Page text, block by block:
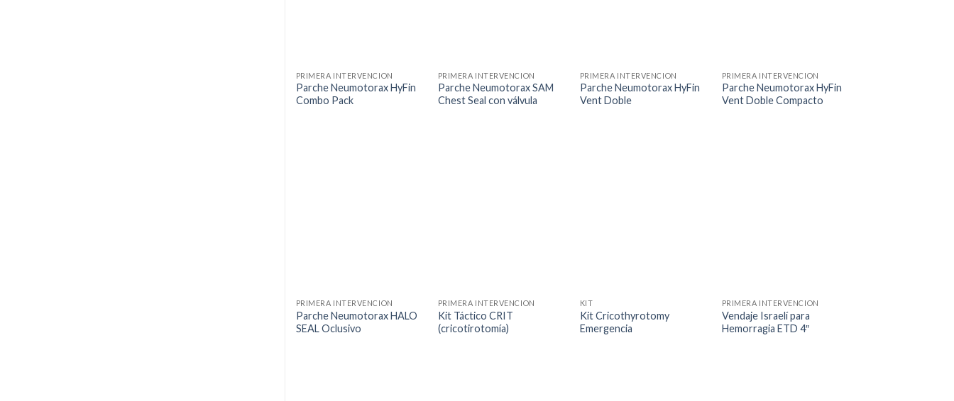
PRIMERA INTERVENCION
Parche Neumotorax HyFin
Combo Pack
PRIMERA INTERVENCION
Parche Neumotorax SAM
Chest Seal con válvula
PRIMERA INTERVENCION
Parche Neumotorax HyFin
Vent Doble
PRIMERA INTERVENCION
Parche Neumotorax HyFin
Vent Doble Compacto
PRIMERA INTERVENCION
Parche Neumotorax HALO
SEAL Oclusivo
PRIMERA INTERVENCION
Kit Táctico CRIT
(cricotirotomía)
KIT
Kit Cricothyrotomy
Emergencia
PRIMERA INTERVENCION
Vendaje Israelí para
Hemorragia ETD 4″